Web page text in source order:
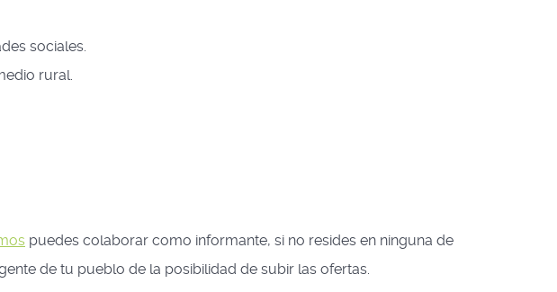
sociales.
rural.
puedes colaborar como informante, si no resides en ninguna de
de tu pueblo de la posibilidad de subir las ofertas.